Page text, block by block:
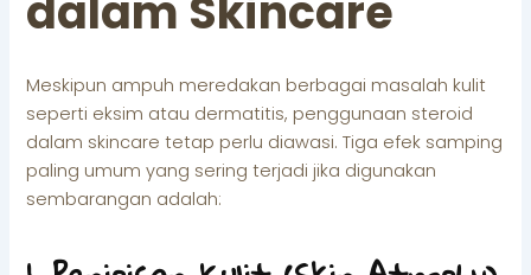
Meskipun ampuh meredakan berbagai masalah kulit
seperti eksim atau dermatitis, penggunaan steroid
dalam skincare tetap perlu diawasi. Tiga efek samping
paling umum yang sering terjadi jika digunakan
sembarangan adalah: